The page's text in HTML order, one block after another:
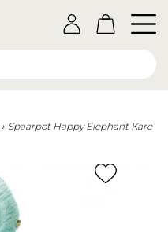
Spaarpot Happy Elephant Kare